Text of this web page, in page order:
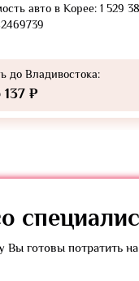
авто в Корее: 1 529
до Владивостока:
₽
готовы потратить